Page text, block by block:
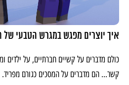
איך יוצרים מפגש במגרש הטבעי של
כולם מדברים על קשיים חברתיים, על ילדים
קשר... הם מדברים על המסכים כגורם